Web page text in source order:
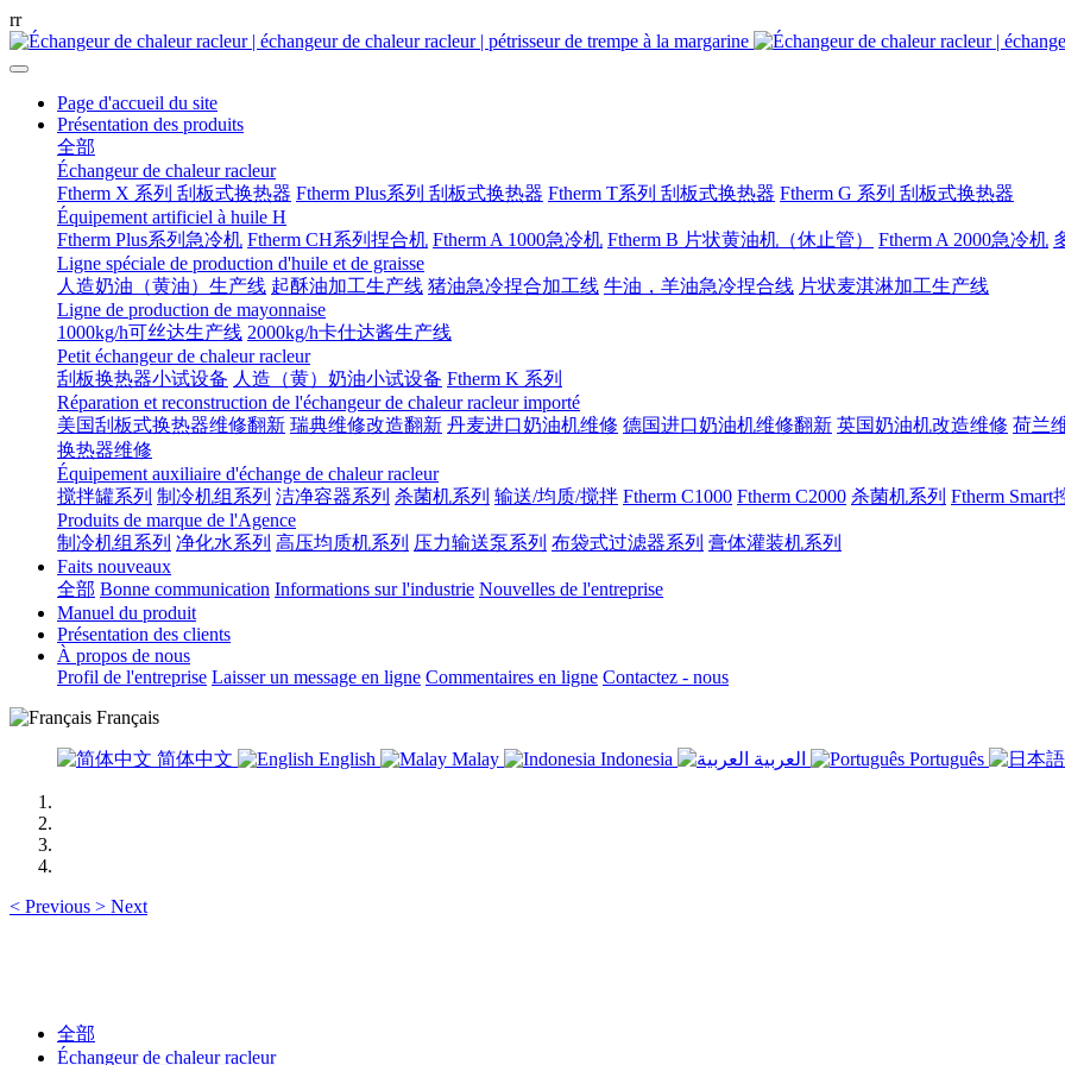
rr
Page d'accueil du site
Présentation des produits
全部
Échangeur de chaleur racleur
Ftherm X 系列 刮板式换热器 Ftherm Plus系列 刮板式换热器 Ftherm T系列 刮板式换热器 Ftherm G 系列 刮板式换热器
Équipement artificiel à huile H
Ftherm Plus系列急冷机 Ftherm CH系列捏合机 Ftherm A 1000急冷机 Ftherm B 片状黄油机（休止管） Ftherm A 2000急冷机
Ligne spéciale de production d'huile et de graisse
人造奶油（黄油）生产线 起酥油加工生产线 猪油急冷捏合加工线 牛油，羊油急冷捏合线 片状麦淇淋加工生产线
Ligne de production de mayonnaise
1000kg/h可丝达生产线 2000kg/h卡仕达酱生产线
Petit échangeur de chaleur racleur
刮板换热器小试设备 人造（黄）奶油小试设备 Ftherm K 系列
Réparation et reconstruction de l'échangeur de chaleur racleur importé
美国刮板式换热器维修翻新 瑞典维修改造翻新 丹麦进口奶油机维修 德国进口奶油机维修翻新 英国奶油机改造维修 荷兰
换热器维修
Équipement auxiliaire d'échange de chaleur racleur
搅拌罐系列 制冷机组系列 洁净容器系列 杀菌机系列 输送/均质/搅拌 Ftherm C1000 Ftherm C2000 杀菌机系列 Ftherm Smart
Produits de marque de l'Agence
制冷机组系列 净化水系列 高压均质机系列 压力输送泵系列 布袋式过滤器系列 膏体灌装机系列
Faits nouveaux
全部 Bonne communication Informations sur l'industrie Nouvelles de l'entreprise
Manuel du produit
Présentation des clients
À propos de nous
Profil de l'entreprise Laisser un message en ligne Commentaires en ligne Contactez - nous
Français
简体中文 English Malay Indonesia Português
< Previous > Next
全部
Échangeur de chaleur racleur